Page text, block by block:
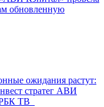
обновленную
ожидания растут:
стратег АВИ
ТВ